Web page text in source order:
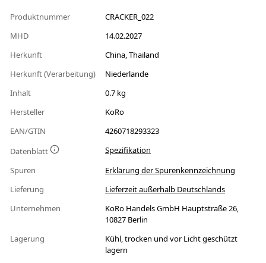
Produktnummer
CRACKER_022
MHD
14.02.2027
Herkunft
China, Thailand
Herkunft (Verarbeitung)
Niederlande
Inhalt
0.7 kg
Hersteller
KoRo
EAN/GTIN
4260718293323
Datenblatt
Spezifikation
Spuren
Erklärung der Spurenkennzeichnung
Lieferung
Lieferzeit außerhalb Deutschlands
Unternehmen
KoRo Handels GmbH Hauptstraße 26,
10827 Berlin
Lagerung
Kühl, trocken und vor Licht geschützt
lagern